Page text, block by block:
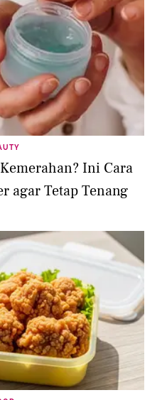
Ini Cara
agar Tetap Tenang